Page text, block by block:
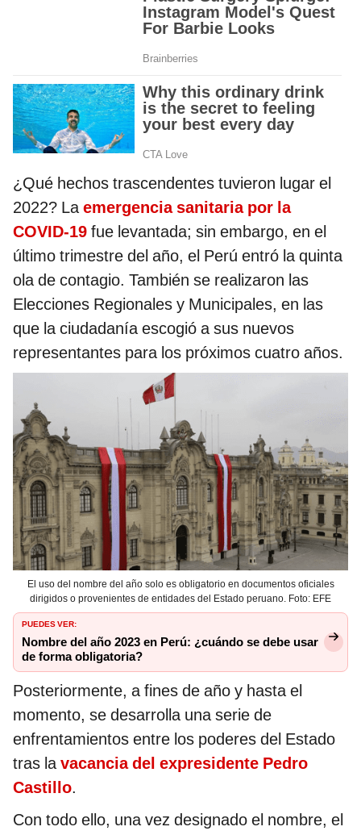
¿Qué hechos trascendentes tuvieron lugar el
2022? Laemergencia sanitaria por la
COVID-19 fue levantada; sin embargo, en el
último trimestre del año, el Perú entró la quinta
ola de contagio. También se realizaron las
Elecciones Regionales y Municipales, en las
que la ciudadanía escogió a sus nuevos
representantes para los próximos cuatro años.
El uso del nombre del año solo es obligatorio en documentos oficiales
dirigidos o provenientes de entidades del Estado peruano. Foto: EFE
PUEDES VER:
Nombre del año 2023 en Perú: ¿cuándo se debe usar
de forma obligatoria?
Posteriormente, a fines de año y hasta el
momento, se desarrolla una serie de
enfrentamientos entre los poderes del Estado
tras la vacancia del expresidente Pedro
Castillo.
Con todo ello, una vez designado el nombre, el